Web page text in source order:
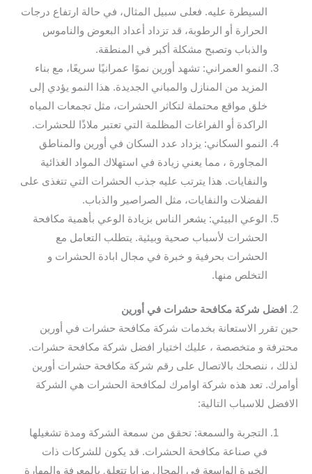
السيطرة عليه. فعلى سبيل المثال، في حالة ارتفاع درجات
الحرارة أو الرطوبة، قد تزداد أعداد البعوض والناموس
والذباب وتصبح مشكلة أكبر في المنطقة.
النمو العمراني: تشهد أورين نموًا عمرانيًا سريعًا، مع بناء
المزيد من المنازل والمباني الجديدة. هذا النمو يؤدي إلى
خلق مواقع محتملة لتكاثر الحشرات، مثل تجمعات المياه
الراكدة أو الفراغات المظلمة التي تعتبر ملاذًا للحشرات.
النمو السكاني: يزداد عدد السكان في أورين والمناطق
المجاورة ، مما يعني زيادة في استهلاك المواد الغذائية
والنفايات. هذا يترتب عليه جذب الحشرات التي تتغذى على
الفضلات والنفايات، مثل الصراصير والذباب.
الوعي البيئي: يشعر الناس بزيادة الوعي بأهمية مكافحة
الحشرات لأسباب صحية وبيئية. يتطلب التعامل مع
الحشرات بحرفية و خبرة في مجال ابادة الحشرات و
التخلص منها.
2.
افضل شركة مكافحة حشرات في أورين
حين تقرر الاستعانة بخدمات شركة مكافحة حشرات في أورين
محترفة و متخصصة ، عليك اختيار افضل شركة مكافحة حشرات.
لذلك ، ننصحك بالاتصال على رقم شركة مكافحة حشرات أورين
أوامرك. تعد هذه شركة اوامرك لمكافحة الحشرات هي الشركة
الافضل للاسباب التالية:
التجربة والسمعة: تحقق من سمعة الشركة ومدة تشغيلها
في صناعة مكافحة الحشرات. قد يكون للشركات ذات
الخبرة الواسعة في المجال مزايا تتعلق بالمعرفة والمهارة